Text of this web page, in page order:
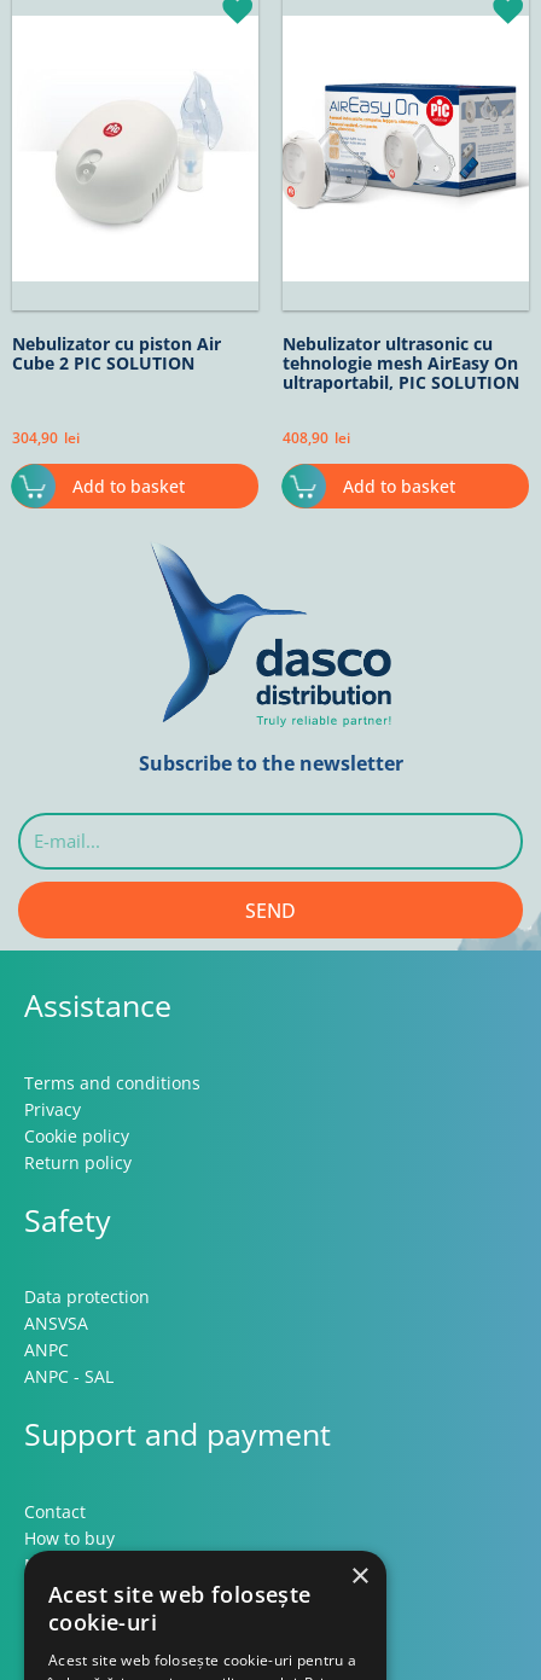
Nebulizator cu piston Air
Cube 2 PIC SOLUTION
304,90 lei
Add to basket
Nebulizator ultrasonic cu
tehnologie mesh AirEasy On
ultraportabil, PIC SOLUTION
408,90 lei
Add to basket
Subscribe to the newsletter
E-
mail...
SEND
Assistance
Terms and conditions
Privacy
Cookie policy
Return policy
Safety
Data protection
ANSVSA
ANPC
ANPC - SAL
Support and payment
Contact
How to buy
Methods of payment
Formular retur
Contact
×
Acest site web folosește
cookie-uri
Acest site web folosește cookie-uri pentru a